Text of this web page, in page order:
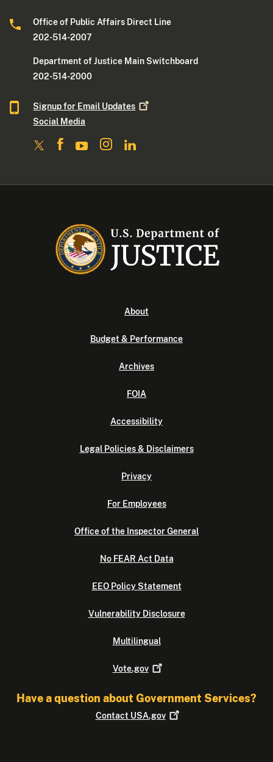
Office of Public Affairs Direct Line
202-514-2007
Department of Justice Main Switchboard
202-514-2000
Signup for Email Updates
Social Media
About
Budget & Performance
Archives
FOIA
Accessibility
Legal Policies & Disclaimers
Privacy
For Employees
Office of the Inspector General
No FEAR Act Data
EEO Policy Statement
Vulnerability Disclosure
Multilingual
Vote.gov
Have a question about Government Services?
Contact USA.gov